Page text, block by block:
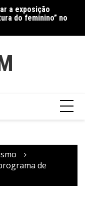
a exposição
do feminino” no
de